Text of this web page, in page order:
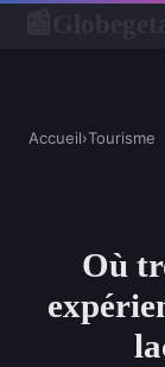
Accueil›Tourisme
Où